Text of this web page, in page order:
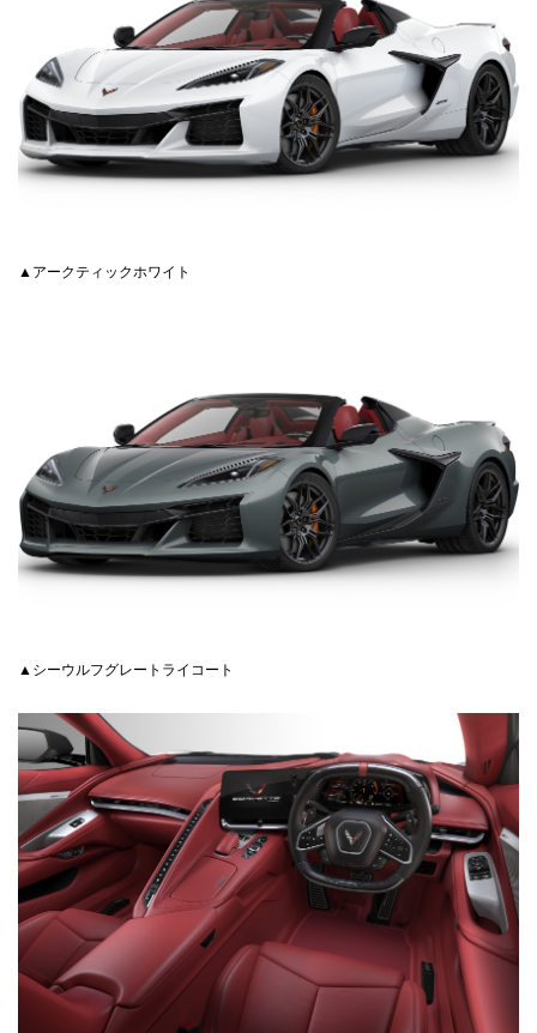
▲アークティックホワイト
▲シーウルフグレートライコート